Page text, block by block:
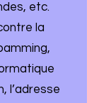
etc.
la
l’adresse